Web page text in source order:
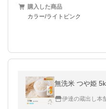
購入した商品
カラー/ライトピンク
無洗米 つや姫
伊達の蔵出し本